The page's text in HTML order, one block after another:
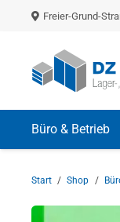
Freier-Grund-
Büro & Betrieb
Start / Shop /